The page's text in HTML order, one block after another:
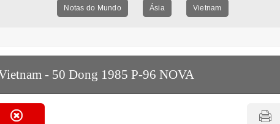
Notas do Mundo Ásia Vietnam
- 50 Dong 1985 P-96 NOVA